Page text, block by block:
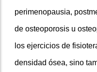
perimenopausia,
de osteoporosis u
los ejercicios de
densidad ósea, sino